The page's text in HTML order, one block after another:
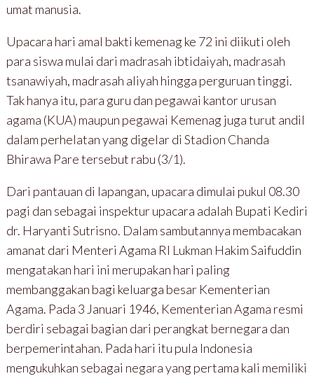
umat manusia.
Upacara hari amal bakti kemenag ke 72 ini diikuti oleh
para siswa mulai dari madrasah ibtidaiyah, madrasah
tsanawiyah, madrasah aliyah hingga perguruan tinggi.
Tak hanya itu, para guru dan pegawai kantor urusan
agama (KUA) maupun pegawai Kemenag juga turut andil
dalam perhelatan yang digelar di Stadion Chanda
Bhirawa Pare tersebut rabu (3/1).
Dari pantauan di lapangan, upacara dimulai pukul 08.30
pagi dan sebagai inspektur upacara adalah Bupati Kediri
dr. Haryanti Sutrisno. Dalam sambutannya membacakan
amanat dari Menteri Agama RI Lukman Hakim Saifuddin
mengatakan hari ini merupakan hari paling
membanggakan bagi keluarga besar Kementerian
Agama. Pada 3 Januari 1946, Kementerian Agama resmi
berdiri sebagai bagian dari perangkat bernegara dan
berpemerintahan. Pada hari itu pula Indonesia
mengukuhkan sebagai negara yang pertama kali memiliki